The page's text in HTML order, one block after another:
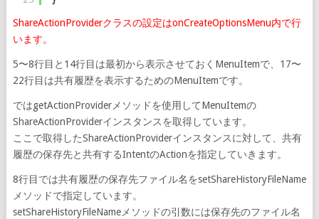
ShareActionProviderクラスの設定はonCreateOptionsMenu内で行
います。
5〜8行目と14行目は最初から表示させておくMenuItemで、17〜
22行目は共有履歴を表示するためのMenuItemです。
ではgetActionProviderメソッドを使用してMenuItemの
ShareActionProviderインスタンスを取得しています。
ここで取得したShareActionProviderインスタンスに対して、共有
履歴の保存先と共有するIntentのActionを指定していきます。
8行目では共有履歴の保存先ファイル名をsetShareHistoryFileName
メソッドで指定しています。
setShareHistoryFileNameメソッドの引数には保存先のファイル名